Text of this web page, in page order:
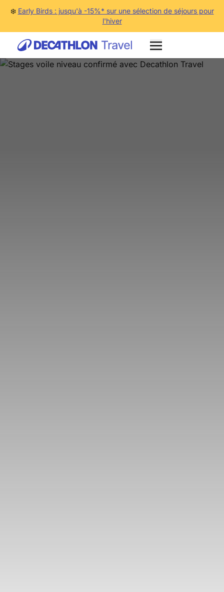
❄️ Early Birds : jusqu'à -15%* sur une sélection de séjours pour
l'hiver